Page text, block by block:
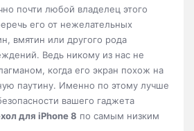
почти любой владелец этого
его от нежелательных
вмятин или другого рода
Ведь никому из нас не
когда его экран похож на
паутину. Именно по этому лучше
вашего гаджета
для iPhone 8 по самым низким